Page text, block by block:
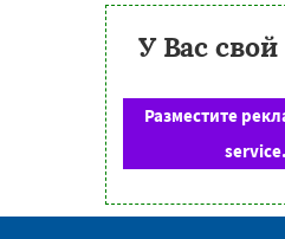
У Вас свой
Разместите